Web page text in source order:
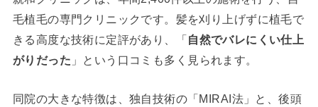
毛植毛の専門クリニックです。髪を刈り上げずに植毛で
きる高度な技術に定評があり、「自然でバレにくい仕上
がりだった 」という口コミも多く見られます。
同院の大きな特徴は、独自技術の「MIRAI法」と、後頭